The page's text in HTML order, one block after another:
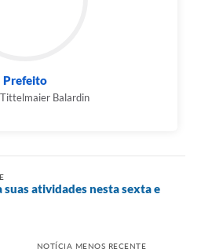
Prefeito
Balardin
atividades nesta sexta e
NOTÍCIA MENOS RECENTE